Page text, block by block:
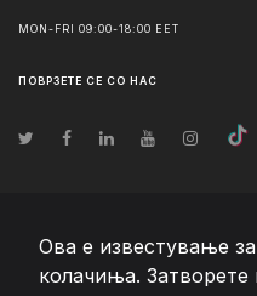
Ова е известување
колачиња.
MON-FRI 09:00-18:00 EET
ПОВРЗЕТЕ СЕ СО НАС
© Авторско право2026 Team